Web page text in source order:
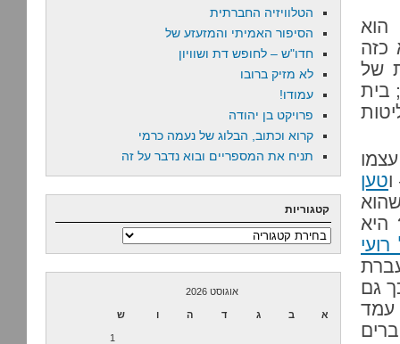
הוא
כזה
של
בית
עצמו
טען
היא
גם
עמד
הטלוויזיה החברתית
הסיפור האמיתי והמזעזע של
חדו"ש – לחופש דת ושוויון
לא מזיק ברובו
עמודו!
פרויקט בן יהודה
קרוא וכתוב, הבלוג של נעמה כרמי
תניח את המספריים ובוא נדבר על זה
קטגוריות
קטגוריות
אוגוסט 2026
א ב ג ד ה ו ש
1